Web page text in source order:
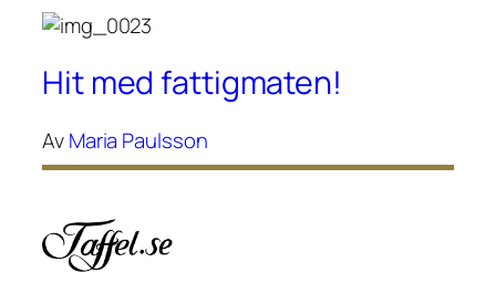
Hit med fattigmaten!
AvMaria Paulsson